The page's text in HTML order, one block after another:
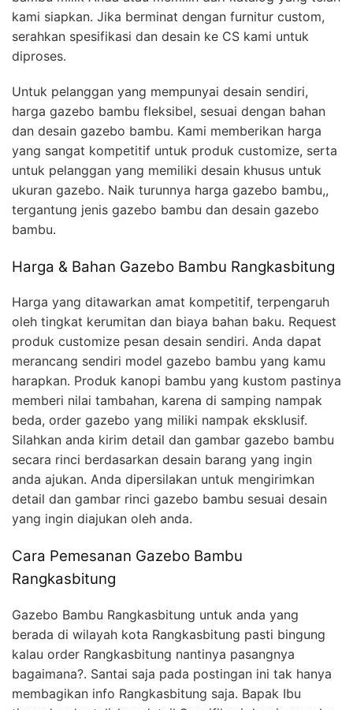
kami siapkan. Jika berminat dengan furnitur custom,
serahkan spesifikasi dan desain ke CS kami untuk
diproses.
Untuk pelanggan yang mempunyai desain sendiri,
harga gazebo bambu fleksibel, sesuai dengan bahan
dan desain gazebo bambu. Kami memberikan harga
yang sangat kompetitif untuk produk customize, serta
untuk pelanggan yang memiliki desain khusus untuk
ukuran gazebo. Naik turunnya harga gazebo bambu,,
tergantung jenis gazebo bambu dan desain gazebo
bambu.
Harga & Bahan Gazebo Bambu Rangkasbitung
Harga yang ditawarkan amat kompetitif, terpengaruh
oleh tingkat kerumitan dan biaya bahan baku. Request
produk customize pesan desain sendiri. Anda dapat
merancang sendiri model gazebo bambu yang kamu
harapkan. Produk kanopi bambu yang kustom pastinya
memberi nilai tambahan, karena di samping nampak
beda, order gazebo yang miliki nampak eksklusif.
Silahkan anda kirim detail dan gambar gazebo bambu
secara rinci berdasarkan desain barang yang ingin
anda ajukan. Anda dipersilakan untuk mengirimkan
detail dan gambar rinci gazebo bambu sesuai desain
yang ingin diajukan oleh anda.
Cara Pemesanan Gazebo Bambu
Rangkasbitung
Gazebo Bambu Rangkasbitung untuk anda yang
berada di wilayah kota Rangkasbitung pasti bingung
kalau order Rangkasbitung nantinya pasangnya
bagaimana?. Santai saja pada postingan ini tak hanya
membagikan info Rangkasbitung saja. Bapak Ibu